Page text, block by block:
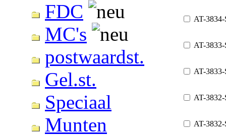
FDC
MC's
postwaardst.
Gel.st.
Speciaal
Munten
AT-
AT-3833-
AT-
AT-3832-
AT-